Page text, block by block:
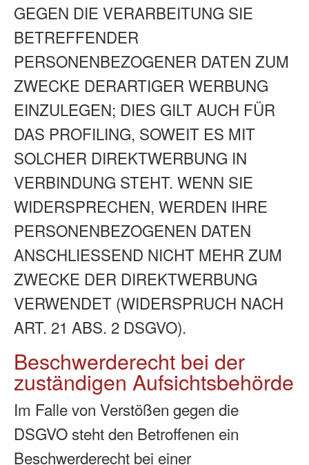
GEGEN DIE VERARBEITUNG SIE
BETREFFENDER
PERSONENBEZOGENER DATEN ZUM
ZWECKE DERARTIGER WERBUNG
EINZULEGEN; DIES GILT AUCH FÜR
DAS PROFILING, SOWEIT ES MIT
SOLCHER DIREKTWERBUNG IN
VERBINDUNG STEHT. WENN SIE
WIDERSPRECHEN, WERDEN IHRE
PERSONENBEZOGENEN DATEN
ANSCHLIESSEND NICHT MEHR ZUM
ZWECKE DER DIREKTWERBUNG
VERWENDET (WIDERSPRUCH NACH
ART. 21 ABS. 2 DSGVO).
Beschwerde­recht bei der
zuständigen Aufsichts­behörde
Im Falle von Verstößen gegen die
DSGVO steht den Betroffenen ein
Beschwerderecht bei einer